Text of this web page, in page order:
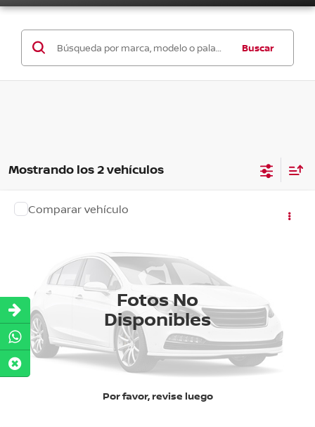
Buscar
Mostrando los 2 vehículos
Fotos No
Disponibles
Por favor, revise luego
2026NISSAN KICKS ADVANCE CVT
Disponible
Precio: $562,900
CHATEA SOBRE EL AUTO
CLICK TO CALL
Comparar vehículo